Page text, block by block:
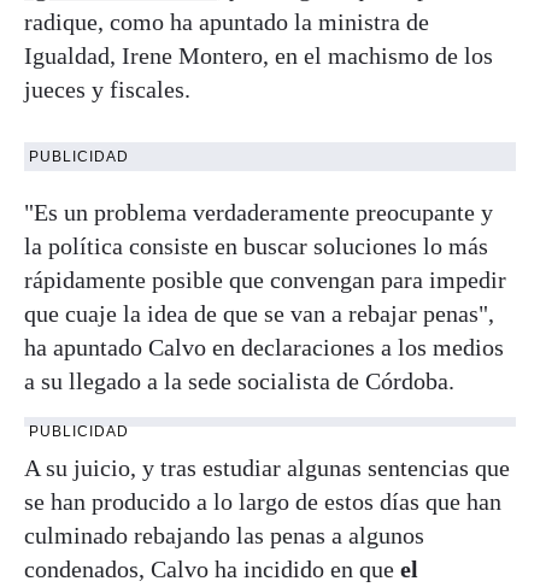
radique, como ha apuntado la ministra de
Igualdad, Irene Montero, en el machismo de los
jueces y fiscales.
PUBLICIDAD
"Es un problema verdaderamente preocupante y
la política consiste en buscar soluciones lo más
rápidamente posible que convengan para impedir
que cuaje la idea de que se van a rebajar penas",
ha apuntado Calvo en declaraciones a los medios
a su llegado a la sede socialista de Córdoba.
PUBLICIDAD
A su juicio, y tras estudiar algunas sentencias que
se han producido a lo largo de estos días que han
culminado rebajando las penas a algunos
condenados, Calvo ha incidido en que el